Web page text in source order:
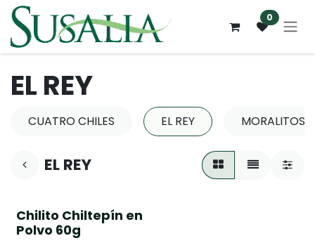
Ir al contenido
0
EL REY
CUATRO CHILES EL REY MORALITOS
EL REY
Chilito Chiltepín en
Polvo 60g